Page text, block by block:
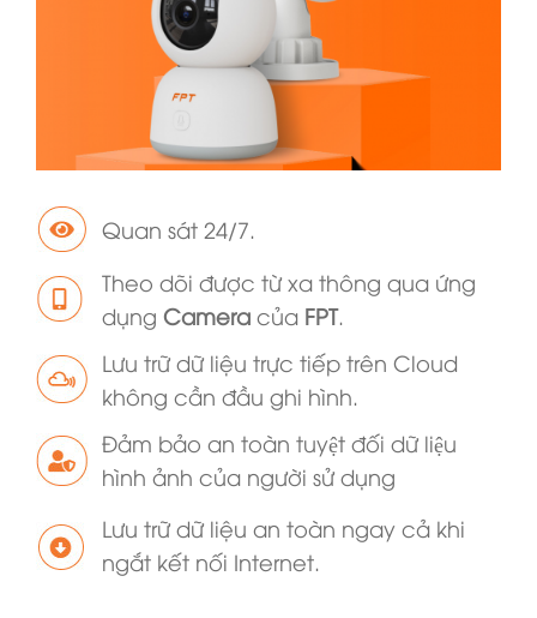
Quan sát 24/7.
Theo dõi được từ xa thông qua ứng
dụng Camera của FPT.
Lưu trữ dữ liệu trực tiếp trên Cloud
không cần đầu ghi hình.
Đảm bảo an toàn tuyệt đối dữ liệu
hình ảnh của người sử dụng
Lưu trữ dữ liệu an toàn ngay cả khi
ngắt kết nối Internet.